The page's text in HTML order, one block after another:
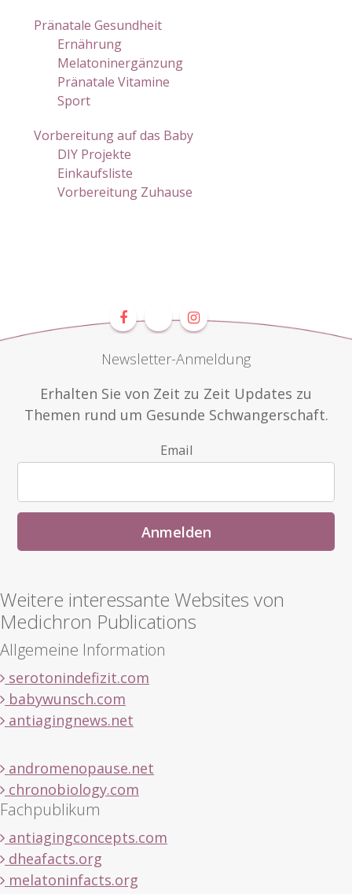
Pränatale Gesundheit
Ernährung
Melatoninergänzung
Pränatale Vitamine
Sport
Vorbereitung auf das Baby
DIY Projekte
Einkaufsliste
Vorbereitung Zuhause
Newsletter-Anmeldung
Erhalten Sie von Zeit zu Zeit Updates zu
Themen rund um Gesunde Schwangerschaft.
Email
Weitere interessante Websites von
Medichron Publications
Allgemeine Information
serotonindefizit.com
babywunsch.com
antiagingnews.net
andromenopause.net
chronobiology.com
Fachpublikum
antiagingconcepts.com
dheafacts.org
melatoninfacts.org